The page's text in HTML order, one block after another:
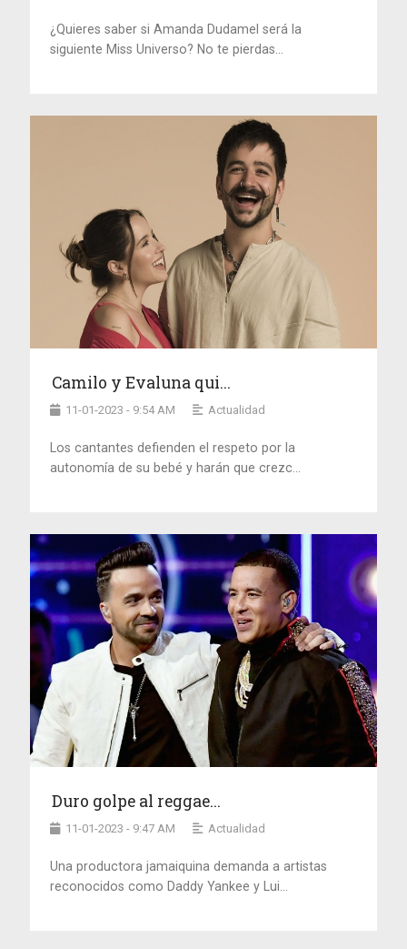
¿Quieres saber si Amanda Dudamel será la
siguiente Miss Universo? No te pierdas...
Camilo y Evaluna qui...
11-01-2023 - 9:54 AM Actualidad
Los cantantes defienden el respeto por la
autonomía de su bebé y harán que crezc...
Duro golpe al reggae...
11-01-2023 - 9:47 AM Actualidad
Una productora jamaiquina demanda a artistas
reconocidos como Daddy Yankee y Lui...